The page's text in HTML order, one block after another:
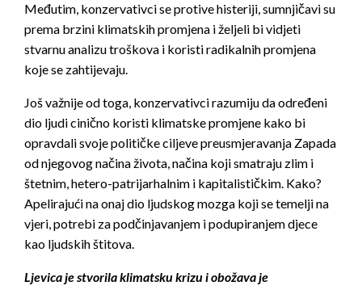
Međutim, konzervativci se protive histeriji, sumnjičavi su
prema brzini klimatskih promjena i željeli bi vidjeti
stvarnu analizu troškova i koristi radikalnih promjena
koje se zahtijevaju.
Još važnije od toga, konzervativci razumiju da određeni
dio ljudi cinično koristi klimatske promjene kako bi
opravdali svoje političke ciljeve preusmjeravanja Zapada
od njegovog načina života, načina koji smatraju zlim i
štetnim, hetero-patrijarhalnim i kapitalističkim. Kako?
Apelirajući na onaj dio ljudskog mozga koji se temelji na
vjeri, potrebi za podčinjavanjem i podupiranjem djece
kao ljudskih štitova.
Ljevica je stvorila klimatsku krizu i obožava je